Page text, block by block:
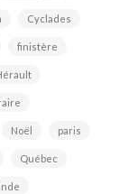
Cyclades
finistère
Noël paris
Québec